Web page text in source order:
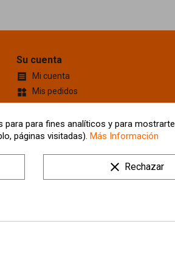
Su cuenta
 Mi cuenta
widgets Mis pedidos
Cupones de descuento
account_box Información personal
location_on Mis Direcciones
Tus ajustes de cookies
para fines analíticos y para
páginas visitadas). Más Información
clear Rechazar